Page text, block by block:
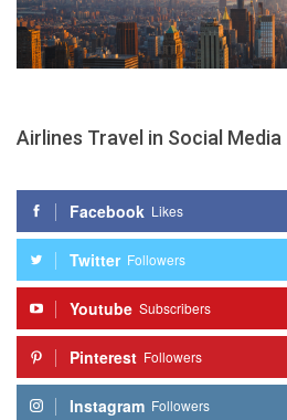
Airlines Travel in Social Media
Facebook Likes
Twitter Followers
Youtube Subscribers
Pinterest Followers
Instagram Followers